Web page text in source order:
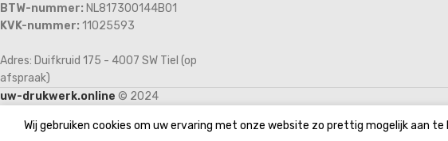
BTW-nummer: NL817300144B01
KVK-nummer: 11025593
Adres: Duifkruid 175 - 4007 SW Tiel (op
afspraak)
uw-drukwerk.online © 2024
Wij gebruiken cookies om uw ervaring met onze website zo prettig mogelijk aan